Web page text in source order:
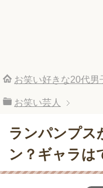
お笑い好きな20代男
お笑い芸人
ランパンプス
ン？ギャラは